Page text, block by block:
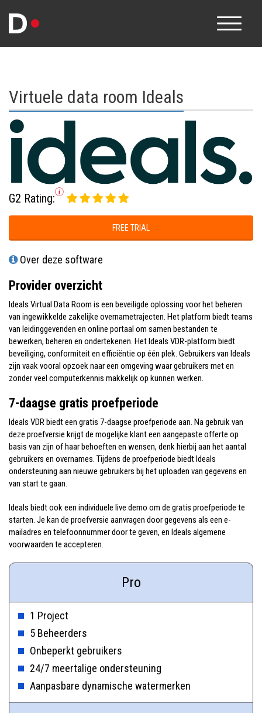
Virtuele data room Ideals
G2 Rating:
FREE TRIAL
Over deze software
Provider overzicht
Ideals Virtual Data Room is een beveiligde oplossing voor het beheren
van ingewikkelde zakelijke overnametrajecten. Het platform biedt teams
van leidinggevenden en online portaal om samen bestanden te
bewerken, beheren en ondertekenen. Het Ideals VDR-platform biedt
beveiliging, conformiteit en efficiëntie op één plek. Gebruikers van Ideals
zijn vaak vooral opzoek naar een omgeving waar gebruikers met en
zonder veel computerkennis makkelijk op kunnen werken.
7-daagse gratis proefperiode
Ideals VDR biedt een gratis 7-daagse proefperiode aan. Na gebruik van
deze proefversie krijgt de mogelijke klant een aangepaste offerte op
basis van zijn of haar behoeften en wensen, denk hierbij aan het aantal
gebruikers en overnames. Tijdens de proefperiode biedt Ideals
ondersteuning aan nieuwe gebruikers bij het uploaden van gegevens en
van start te gaan.
Ideals biedt ook een individuele live demo om de gratis proefperiode te
starten. Je kan de proefversie aanvragen door gegevens als een e-
mailadres en telefoonnummer door te geven, en Ideals algemene
voorwaarden te accepteren.
Pro
1 Project
5 Beheerders
Onbeperkt gebruikers
24/7 meertalige ondersteuning
Aanpasbare dynamische watermerken